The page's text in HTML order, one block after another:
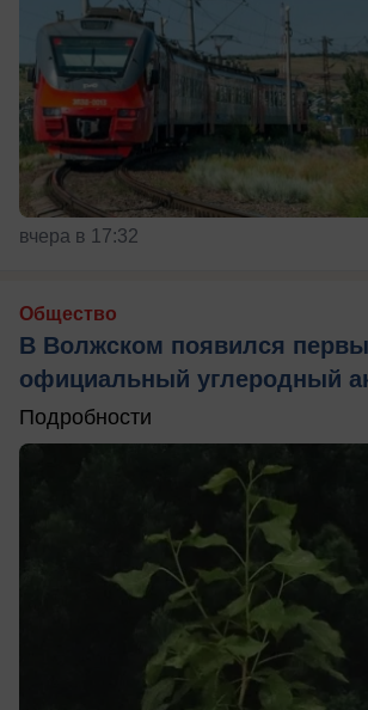
вчера в 17:32
Общество
В Волжском появился
официальный углеродный
Подробности